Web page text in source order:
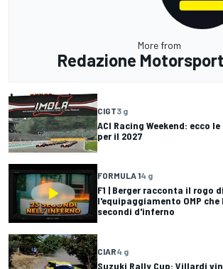
More from
Redazione
CIGT3 g
ACI Racing Weekend: ecco
per il 2027
FORMULA 14 g
F1 | Berger racconta il rogo
l'equipaggiamento OMP che
secondi d'inferno
CIAR4 g
Suzuki Rally Cup: Villardi